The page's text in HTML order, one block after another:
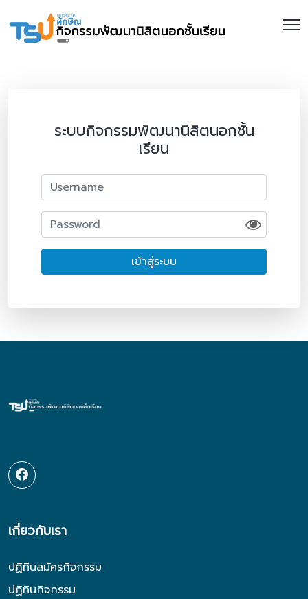
ระบบกิจกรรมพัฒนานิสิตนอกชั้น
เรียน
เกี่ยวกับเรา
ปฏิทินสมัครกิจกรรม
ปฏิทินกิจกรรม